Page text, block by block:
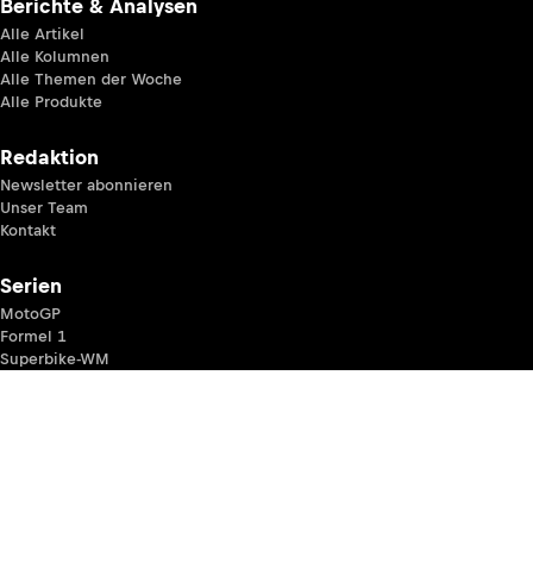
Berichte & Analysen
Alle Artikel
Alle Kolumnen
Alle Themen der Woche
Alle Produkte
Redaktion
Newsletter abonnieren
Unser Team
Kontakt
Serien
MotoGP
Formel 1
Superbike-WM